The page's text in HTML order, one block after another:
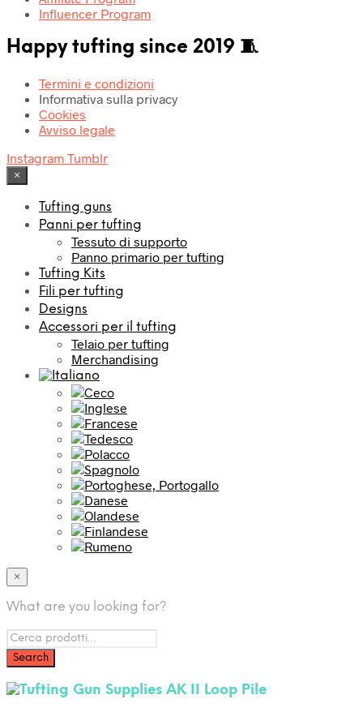
Influencer Program
Happy tufting since 2019 🧵
Termini e condizioni
Informativa sulla privacy
Cookies
Avviso legale
Instagram Tumblr
×
Tufting guns
Panni per tufting
Tessuto di supporto
Panno primario per tufting
Tufting Kits
Fili per tufting
Designs
Accessori per il tufting
Telaio per tufting
Merchandising
×
What are you looking for?